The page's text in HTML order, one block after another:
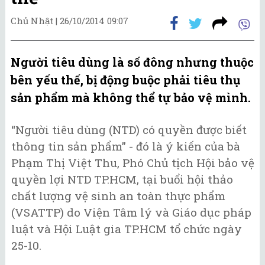
Chủ Nhật | 26/10/2014 09:07
Người tiêu dùng là số đông nhưng thuộc
bên yếu thế, bị động buộc phải tiêu thụ
sản phẩm mà không thể tự bảo vệ mình.
“Người tiêu dùng (NTD) có quyền được biết
thông tin sản phẩm” - đó là ý kiến của bà
Phạm Thị Việt Thu, Phó Chủ tịch Hội bảo vệ
quyền lợi NTD TP.HCM, tại buổi hội thảo
chất lượng vệ sinh an toàn thực phẩm
(VSATTP) do Viện Tâm lý và Giáo dục pháp
luật và Hội Luật gia TP.HCM tổ chức ngày
25-10.